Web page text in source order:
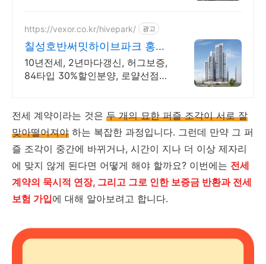
https://vexor.co.kr/hivepark/ 광고
칠성호반써밋하이브파크 홍보
관 10년 전세임대
10년전세, 2년마다갱신, 허그보증,
84타입 30%할인분양, 로얄선점
전세 계약이라는 것은 두 개의 묘한 퍼즐 조각이 서로 잘
맞아떨어져야 하는 복잡한 과정입니다. 그런데 만약 그 퍼
즐 조각이 중간에 바뀌거나, 시간이 지나 더 이상 제자리
에 맞지 않게 된다면 어떻게 해야 할까요? 이번에는 전세
계약의 묵시적 연장, 그리고 그로 인한 보증금 반환과 전세
보험 가입에 대해 알아보려고 합니다.